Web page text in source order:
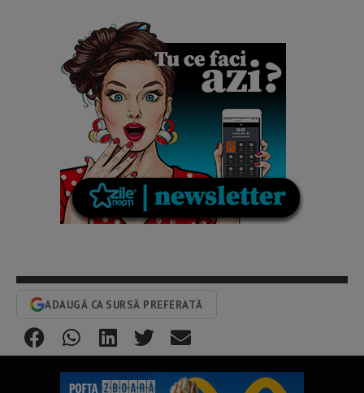
ADAUGĂ CA SURSĂ PREFERATĂ